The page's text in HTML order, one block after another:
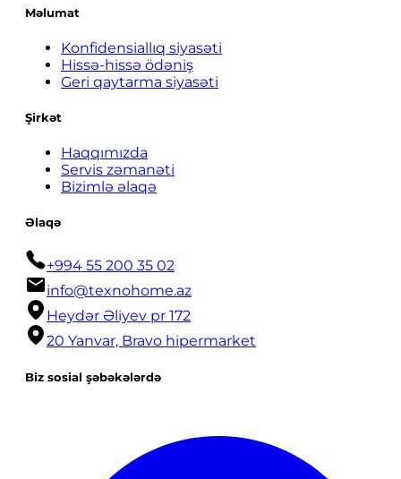
Məlumat
Konfidensiallıq siyasəti
Hissə-hissə ödəniş
Geri qaytarma siyasəti
Şirkət
Haqqımızda
Servis zəmanəti
Bizimlə əlaqə
Əlaqə
+994 55 200 35 02
info@texnohome.az
Heydər Əliyev pr 172
20 Yanvar, Bravo hipermarket
Biz sosial şəbəkələrdə